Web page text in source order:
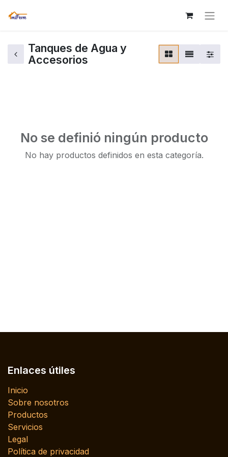
Tanques de Agua y
Accesorios
No se definió ningún producto
No hay productos definidos en esta categoría.
Enlaces útiles
Inicio
Sobre nosotros
Productos
Servicios
Legal
Política de privacidad